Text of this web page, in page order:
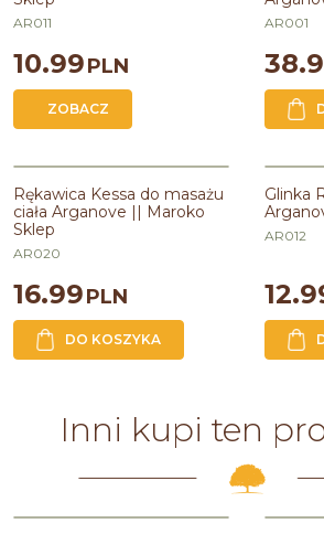
AR011
10.99PLN
ZOBACZ
AR001
Rękawica Kessa do masażu
ciała Arganove || Maroko
Sklep
AR020
16.99PLN
DO KOSZYKA
Glinka
AR012
Inni kupi ten